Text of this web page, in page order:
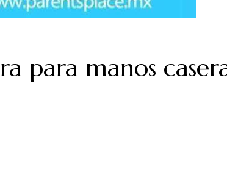
para manos